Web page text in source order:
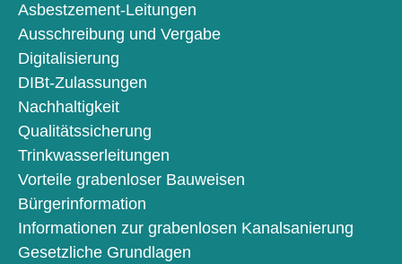
Asbestzement-Leitungen
Ausschreibung und Vergabe
Digitalisierung
DIBt-Zulassungen
Nachhaltigkeit
Qualitätssicherung
Trinkwasserleitungen
Vorteile grabenloser Bauweisen
Bürgerinformation
Informationen zur grabenlosen Kanalsanierung
Gesetzliche Grundlagen